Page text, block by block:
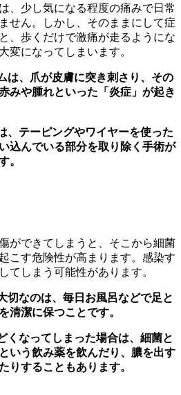
、少し気になる程度の痛みで日常
せん。しかし、そのままにして症
、歩くだけで激痛が走るようにな
変になってしまいます。
は、爪が皮膚に突き刺さり、その
みや腫れといった「炎症」が起き
、テーピングやワイヤーを使った
込んでいる部分を取り除く手術が
。
ができてしまうと、そこから細菌
こす危険性が高まります。感染す
てしまう可能性があります。
切なのは、毎日お風呂などで足と
清潔に保つことです。
くなってしまった場合は、細菌と
いう飲み薬を飲んだり、膿を出す
りすることもあります。